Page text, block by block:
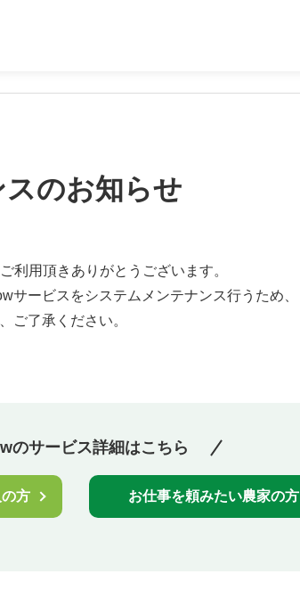
のお知らせ
利用頂きありがとうございます。
サービスをシステムメンテナンス行うため、
ご了承ください。
のサービス詳細はこちら
方 お仕事を頼みたい農家の方